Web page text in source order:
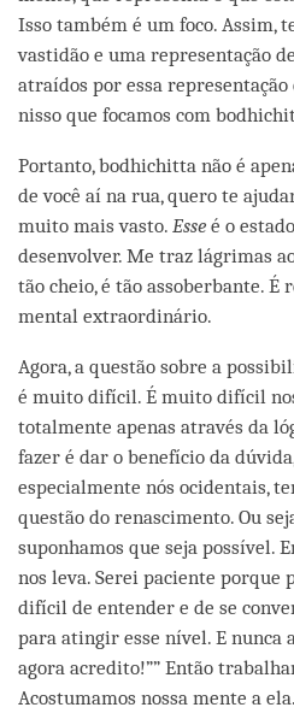
Isso também é um foco. Assim,
vastidão e uma representação
atraídos por essa representação
nisso que focamos com
Portanto, bodhichitta não é
de você aí na rua, quero te
muito mais vasto. Esse é o
desenvolver. Me traz lágrimas
tão cheio, é tão assoberbante. É
mental extraordinário.
Agora, a questão sobre a
é muito difícil. É muito difícil
totalmente apenas através da
fazer é dar o benefício da
especialmente nós ocidentais,
questão do renascimento. Ou
suponhamos que seja possível.
nos leva. Serei paciente porque
difícil de entender e de se
para atingir esse nível. E nunca
agora acredito!”” Então
Acostumamos nossa mente a ela.